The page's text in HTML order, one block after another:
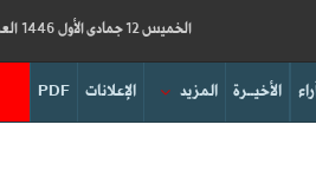
الخميس 12 جمادى الأول 1446 العدد 18794
PDF الإعلانات المزيد الأخيــرة